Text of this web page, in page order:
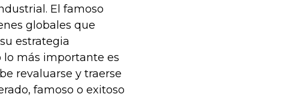
El famoso
globales que
estrategia
lo más importante es
revaluarse y traerse
famoso o exitoso